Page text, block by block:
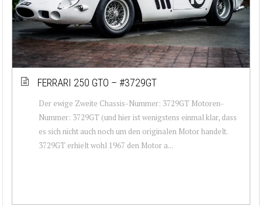
FERRARI 250 GTO – #3729GT
Der ewige Zweite Chassis-Nummer: 3729GT Motoren-
Nummer: 3729GT (und hier ist wenigstens einmal klar, dass
es sich nicht auch noch um den originalen Motor handelt.
3729GT erhielt wohl 1967 den Motor a...